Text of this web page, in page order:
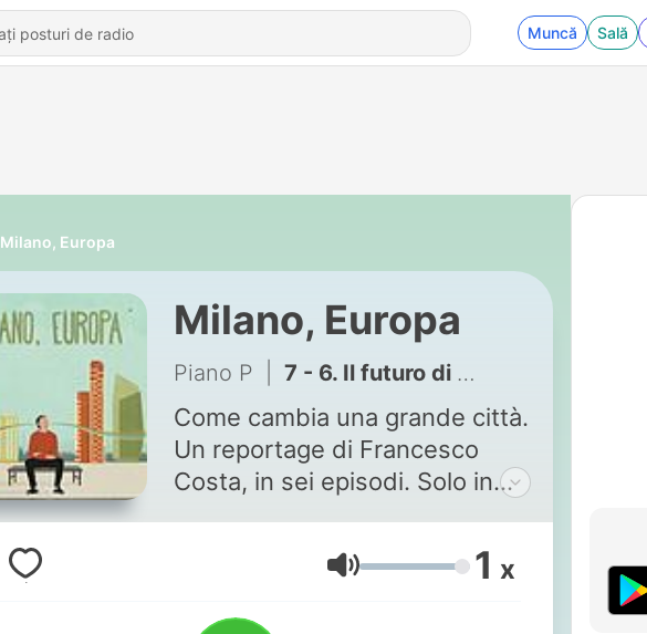
Muncă Sală
Milano, Europa
Milano, Europa
Piano P 7 - 6. Il futuro di Milano
Come cambia una grande città.
Un reportage di Francesco
Costa, in sei episodi. Solo in
Volum 1 x